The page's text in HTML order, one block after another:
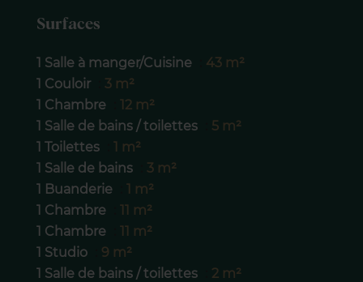
Surfaces
1 Salle à manger/Cuisine
43 m²
1 Couloir
3 m²
1 Chambre
12 m²
1 Salle de bains / toilettes
5 m²
1 Toilettes
1 m²
1 Salle de bains
3 m²
1 Buanderie
1 m²
1 Chambre
11 m²
1 Chambre
11 m²
1 Studio
9 m²
1 Salle de bains / toilettes
2 m²